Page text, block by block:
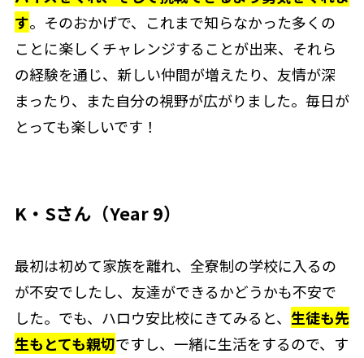
す。そのおかげで、これまで知らなかった多くの
ことに楽しくチャレンジすることが出来、それら
の経験を通じ、新しい仲間が増えたり、友情が深
まったり、また自分の視野が広がりました。毎日が
とっても楽しいです！
K・Sさん（Year 9）
最初は初めて家族を離れ、全寮制の学校に入るの
が不安でしたし、友達ができるかどうかも不安で
した。でも、ハロウ安比校にきてみると、 生徒も先
生もとても親切ですし、一緒に生活をするので、す